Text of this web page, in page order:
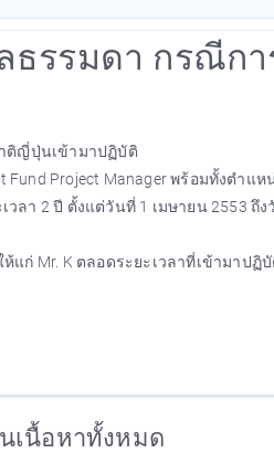
ธรรมดา กรณีก
ติญี่ปุ่นเข้ามาปฏิบัติ
Project Manager พร้อมทั้งตำแห
ลา 2 ปี ตั้งแต่วันที่ 1 เมษายน 2553 ถึ
แก่ Mr. K ตลอดระยะเวลาที่เข้ามาปฏิ
เนื้อหาทั้งหมด